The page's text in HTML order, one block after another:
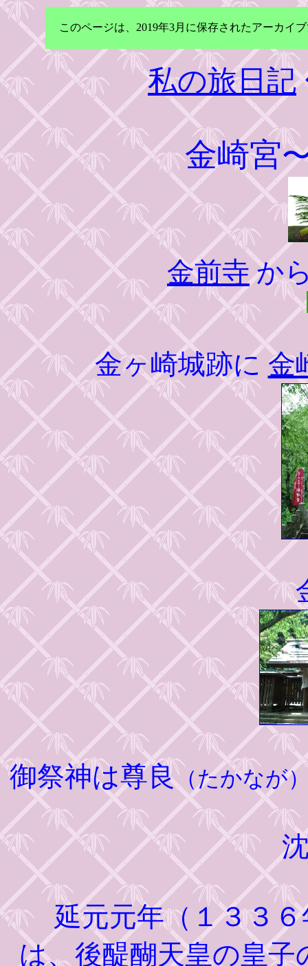
このページは、2019年3月に保存されたアーカイ
私の旅日記
金崎宮
金前寺か
金ヶ崎城跡に 金
御祭神は尊良（たかなが
延元元年（１３３６
は、後醍醐天皇の皇